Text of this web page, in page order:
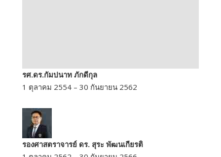
รศ.ดร.กัมปนาท ภักดีกุล
1 ตุลาคม 2554 – 30 กันยายน 2562
รองศาสตราจารย์ ดร. สุระ พัฒนเกียรติ